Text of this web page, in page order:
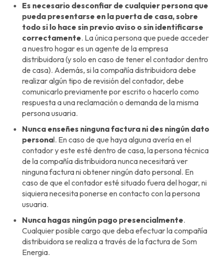
Es necesario desconfiar de cualquier persona que
pueda presentarse en la puerta de casa, sobre
todo si lo hace sin previo aviso o sin identificarse
correctamente. La única persona que puede acceder
a nuestro hogar es un agente de la empresa
distribuidora (y solo en caso de tener el contador dentro
de casa). Además, si la compañía distribuidora debe
realizar algún tipo de revisión del contador, debe
comunicarlo previamente por escrito o hacerlo como
respuesta a una reclamación o demanda de la misma
persona usuaria.
Nunca enseñes ninguna factura ni des ningún dato
personal. En caso de que haya alguna avería en el
contador y este esté dentro de casa, la persona técnica
de la compañía distribuidora nunca necesitará ver
ninguna factura ni obtener ningún dato personal. En
caso de que el contador esté situado fuera del hogar, ni
siquiera necesita ponerse en contacto con la persona
usuaria.
Nunca hagas ningún pago presencialmente.
Cualquier posible cargo que deba efectuar la compañía
distribuidora se realiza a través de la factura de Som
Energia.